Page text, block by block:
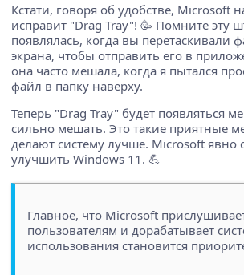
Кстати, говоря об удобстве, Microsoft
исправит "Drag Tray"! 🥳 Помните эту
появлялась, когда вы перетаскивали
экрана, чтобы отправить его в
она часто мешала, когда я пытался
файл в папку наверху.
Теперь "Drag Tray" будет появляться
сильно мешать. Это такие приятные
делают систему лучше. Microsoft явно
улучшить Windows 11. 💪
Главное, что Microsoft
пользователям и дорабатывает
использования становится